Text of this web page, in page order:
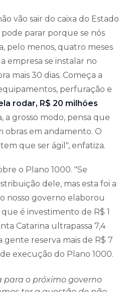
vão sair do caixa do Estado
pode parar porque se nós
pelo menos, quatro meses
empresa se instalar no
mais 30 dias. Começa a
perfuração e
rodar, R$ 20 milhões
a grosso modo, pensa que
obras em andamento. O
que ser ágil", enfatiza.
o Plano 1000. "Se
dele, mas esta foi a
nosso governo elaborou
é investimento de R$ 1
Catarina ultrapassa 7,4
gente reserva mais de R$ 7
execução do Plano 1000.
para o próximo governo